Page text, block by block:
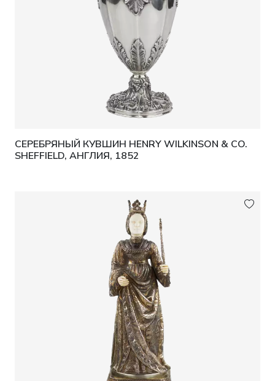
СЕРЕБРЯНЫЙ КУВШИН HENRY WILKINSON & CO.
SHEFFIELD, АНГЛИЯ, 1852